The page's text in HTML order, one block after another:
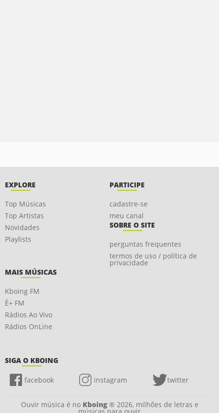
EXPLORE
Top Músicas
Top Artistas
Novidades
Playlists
PARTICIPE
cadastre-se
meu canal
SOBRE O SITE
perguntas frequentes
termos de uso / política de
privacidade
MAIS MÚSICAS
Kboing FM
É+ FM
Rádios Ao Vivo
Rádios OnLine
SIGA O KBOING
facebook instagram twitter
Ouvir música é no Kboing® 2026, milhões de letras e
músicas para ouvir